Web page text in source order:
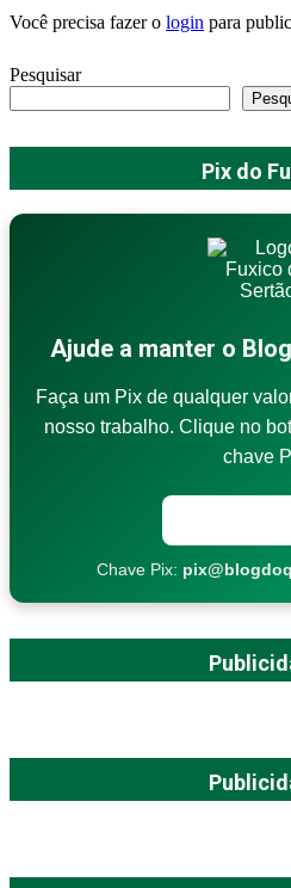
Você precisa fazer o login para
Pesquisar
Pix do
Ajude a manter o
Faça um Pix de qualquer
nosso trabalho. Clique no
chave
Chave Pix: